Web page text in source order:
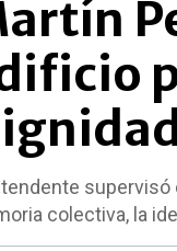
supervisó
colectiva, la